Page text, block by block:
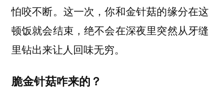
怕咬不断。这一次，你和金针菇的缘分在这
顿饭就会结束，绝不会在深夜里突然从牙缝
里钻出来让人回味无穷。
脆金针菇咋来的？